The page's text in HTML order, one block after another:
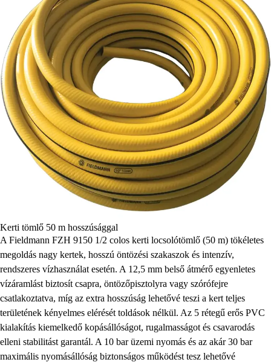
Kerti tömlő 50 m hosszúsággal
A Fieldmann FZH 9150 1/2 colos kerti locsolótömlő (50 m) tökéletes
megoldás nagy kertek, hosszú öntözési szakaszok és intenzív,
rendszeres vízhasználat esetén. A 12,5 mm belső átmérő egyenletes
vízáramlást biztosít csapra, öntözőpisztolyra vagy szórófejre
csatlakoztatva, míg az extra hosszúság lehetővé teszi a kert teljes
területének kényelmes elérését toldások nélkül. Az 5 rétegű erős PVC
kialakítás kiemelkedő kopásállóságot, rugalmasságot és csavarodás
elleni stabilitást garantál. A 10 bar üzemi nyomás és az akár 30 bar
maximális nyomásállóság biztonságos működést tesz lehetővé